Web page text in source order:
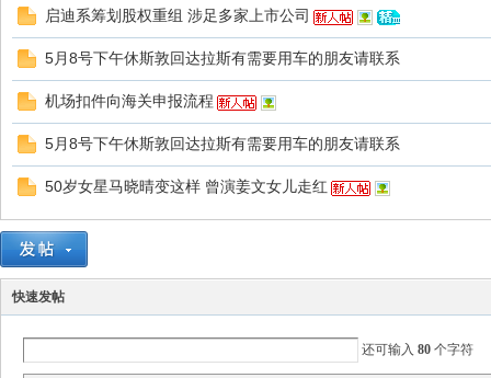
论
启迪系筹划股权重组 涉足多家上市公司
5月8号下午休斯敦回达拉斯有需要用车的朋友请联系
机场扣件向海关申报流程
5月8号下午休斯敦回达拉斯有需要用车的朋友请联系
50岁女星马晓晴变这样 曾演姜文女儿走红
快速发帖
还可输入 80 个字符